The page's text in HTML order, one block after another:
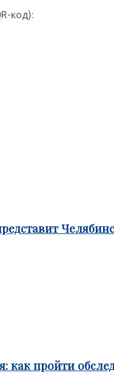
код):
как пройти